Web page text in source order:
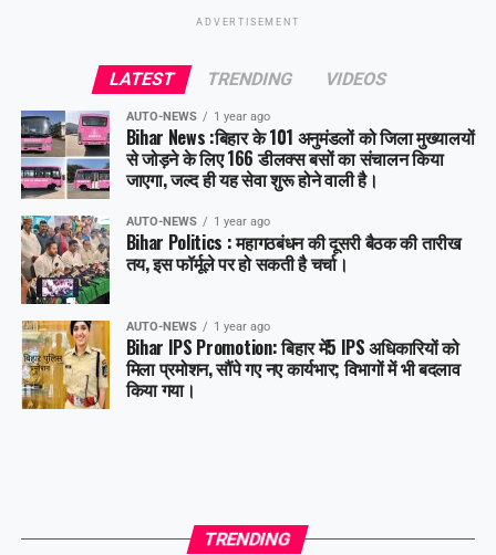
Facebook X
Like this:
ADVERTISEMENT
LATEST TRENDING VIDEOS
AUTO-NEWS 1 year ago
Bihar News :बिहार के 101 अनुमंडलों को जिला मुख्यालयों
से जोड़ने के लिए 166 डीलक्स बसों का संचालन किया
जाएगा, जल्द ही यह सेवा शुरू होने वाली है।
AUTO-NEWS 1 year ago
Bihar Politics : महागठबंधन की दूसरी बैठक की तारीख
तय, इस फॉर्मूले पर हो सकती है चर्चा।
AUTO-NEWS 1 year ago
Bihar IPS Promotion: बिहार में5 IPS अधिकारियों को
मिला प्रमोशन, सौंपे गए नए कार्यभार; विभागों में भी बदलाव
किया गया।
TRENDING